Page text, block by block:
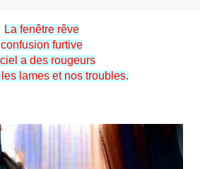
La fenêtre rêve
confusion furtive
ciel a des rougeurs
lames et nos troubles.